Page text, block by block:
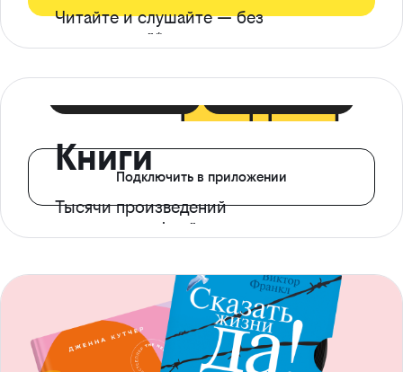
Читайте и слушайте — без
ограничений*
Книги
Тысячи произведений
с доступом офлайн
Подключить в приложении